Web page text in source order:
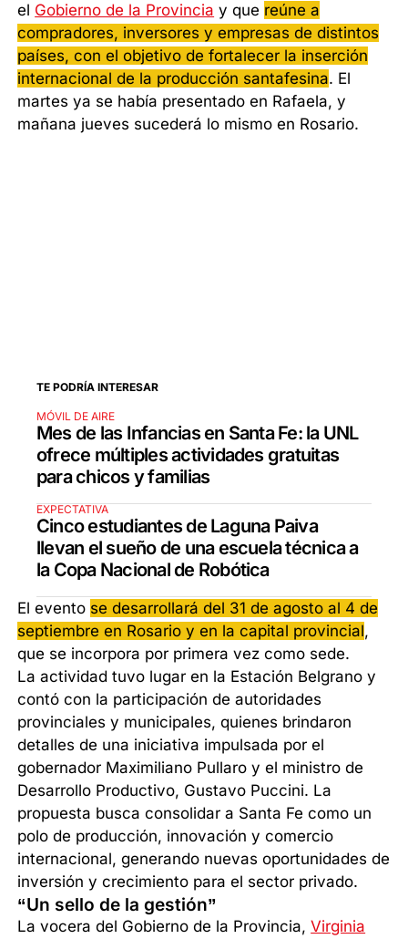
el Gobierno de la Provincia y que reúne a
compradores, inversores y empresas de distintos
países, con el objetivo de fortalecer la inserción
internacional de la producción santafesina. El
martes ya se había presentado en Rafaela, y
mañana jueves sucederá lo mismo en Rosario.
TE PODRÍA INTERESAR
MÓVIL DE AIRE
Mes de las Infancias en Santa Fe: la UNL
ofrece múltiples actividades gratuitas
para chicos y familias
EXPECTATIVA
Cinco estudiantes de Laguna Paiva
llevan el sueño de una escuela técnica a
la Copa Nacional de Robótica
El evento se desarrollará del 31 de agosto al 4 de
septiembre en Rosario y en la capital provincial,
que se incorpora por primera vez como sede.
La actividad tuvo lugar en la Estación Belgrano y
contó con la participación de autoridades
provinciales y municipales, quienes brindaron
detalles de una iniciativa impulsada por el
gobernador Maximiliano Pullaro y el ministro de
Desarrollo Productivo, Gustavo Puccini. La
propuesta busca consolidar a Santa Fe como un
polo de producción, innovación y comercio
internacional, generando nuevas oportunidades de
inversión y crecimiento para el sector privado.
“Un sello de la gestión”
La vocera del Gobierno de la Provincia,Virginia